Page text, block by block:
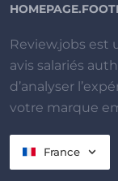
Review.jobs est
avis salariés
d’analyser
votre marque
France